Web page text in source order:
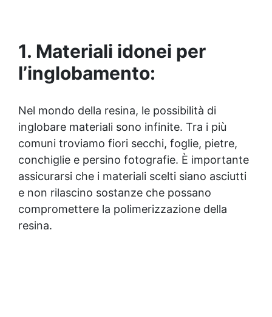
1. Materiali idonei per
l’inglobamento:
Nel mondo della resina, le possibilità di
inglobare materiali sono infinite. Tra i più
comuni troviamo fiori secchi, foglie, pietre,
conchiglie e persino fotografie. È importante
assicurarsi che i materiali scelti siano asciutti
e non rilascino sostanze che possano
compromettere la polimerizzazione della
resina.